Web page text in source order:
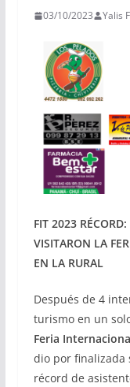
03/10/2023 Yalis
FIT 2023
VISITARON LA
EN LA RURAL
Después de 4
turismo en un
Feria
dio por finalizada
récord de